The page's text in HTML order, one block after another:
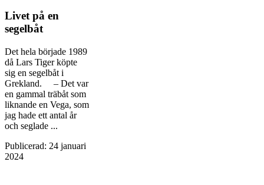
Livet på en
segelbåt
Det hela började 1989
då Lars Tiger köpte
sig en segelbåt i
Grekland. – Det var
en gammal träbåt som
liknande en Vega, som
jag hade ett antal år
och seglade ...
Publicerad: 24 januari
2024